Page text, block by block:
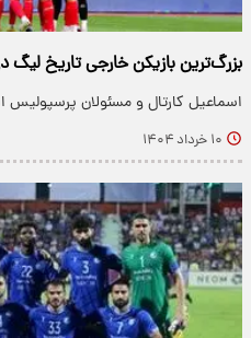
بزرگ‌ترین بازیکن خارجی تاریخ لیگ
​اسماعیل کارتال و مسئولان
۱۰ خرداد ۱۴۰۴